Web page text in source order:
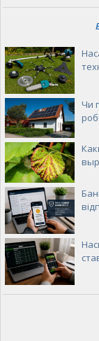
Чи